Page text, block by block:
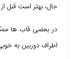
حال، بهتر است قبل
در بعضی قاب ها
اطراف دوربین به